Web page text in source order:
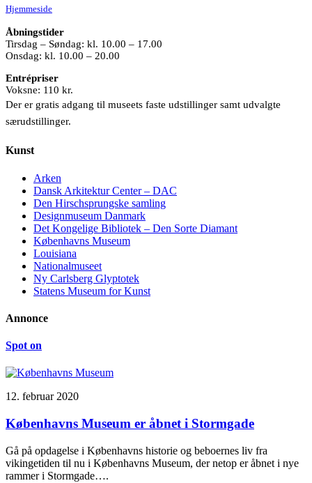
Hjemmeside
Åbningstider
Tirsdag – Søndag: kl. 10.00 – 17.00
Onsdag: kl. 10.00 – 20.00
Entrépriser
Voksne: 110 kr.
Der er gratis adgang til museets faste udstillinger samt udvalgte
særudstillinger.
Kunst
Arken
Dansk Arkitektur Center – DAC
Den Hirschsprungske samling
Designmuseum Danmark
Det Kongelige Bibliotek – Den Sorte Diamant
Københavns Museum
Louisiana
Nationalmuseet
Ny Carlsberg Glyptotek
Statens Museum for Kunst
Annonce
Spot on
12. februar 2020
Københavns Museum er åbnet i Stormgade
Gå på opdagelse i Københavns historie og beboernes liv fra
vikingetiden til nu i Københavns Museum, der netop er åbnet i nye
rammer i Stormgade….